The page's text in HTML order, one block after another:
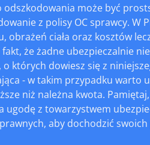
może być
z polisy OC sprawcy.
obrażeń ciała oraz kosztów
że żadne ubezpieczalnie
o których dowiesz się z
- w takim przypadku warto
niż należna kwota.
ugodę z towarzystwem
aby dochodzić